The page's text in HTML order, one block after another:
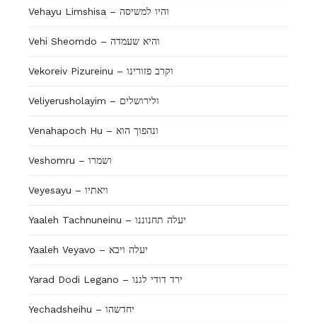
Vehayu Limshisa – והיו למשיסה
Vehi Sheomdo – והיא שעמדה
Vekoreiv Pizureinu – וקרב פזורינו
Veliyerusholayim – ולירושלים
Venahapoch Hu – ונהפוך הוא
Veshomru – ושמרו
Veyesayu – ויאתיו
Yaaleh Tachnuneinu – יעלה תחנוננו
Yaaleh Veyavo – יעלה ויבא
Yarad Dodi Legano – ירד דודי לגנו
Yechadsheihu – יחדשהו